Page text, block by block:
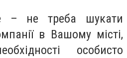
– не треба шукати
в Вашому місті,
особисто